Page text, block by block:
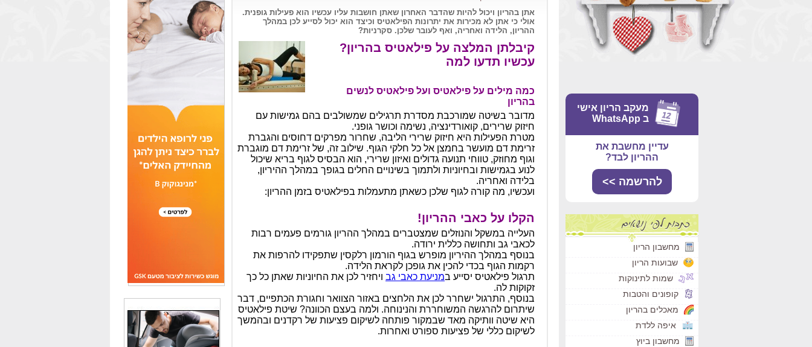
מעקב הריון אישי
ב WhatsApp
עדיין מחשבת את
ההריון לבד?
להרשמה >>
מחשבון הריון
שבועות הריון
שמות לתינוקות
קופונים והטבות
מאכלים בהריון
איפה ללדת
מחשבון ביוץ
אתן בהריון ויכול להיות שהדבר האחרון שאתן חושבות עליו עכשיו הוא פעילות גופנית.
אולי כי אתן לא מכירות את יתרונות הפילאטיס וכיצד הוא יכול לסייע לכן במהלך
ההריון, הלידה ואחריה, ואף לעובר שלכן. סקרניות?
קיבלתן המלצה על פילאטיס בהריון?
עכשיו תדעו למה
כמה מילים על פילאטיס ועל פילאטיס לנשים
בהריון
מדובר בשיטה שמורכבת מסדרת תרגילים שמשולבים בהם גמישות עם
חיזוק שרירים, קואורדינציה, נשימה וכושר גופני.
מטרת הפעילות היא חיזוק שרירי הליבה, שחרור מפרקים דחוסים והגברת
זרימת דם מועשר בחמצן אל כל חלקי הגוף. שילוב זה, של זרימת דם מוגברת
וגוף מחוזק, טווחי תנועה גדולים ואיזון שרירי, הוא הבסיס לגוף בריא שיכול
לנוע בגמישות ובחיוניות ולתמוך בשינויים החלים בגופך במהלך ההיריון,
בלידה ואחריה.
ועכשיו, מה קורה לגוף שלכן כשאתן מתעמלות בפילאטיס בזמן ההריון:
הקלו על כאבי ההריון!
העלייה במשקל והנוזלים שמצטברים במהלך ההריון גורמים פעמים רבות
לכאבי גב ותחושה כללית ירודה.
בנוסף במהלך ההיריון מופרש בגוף הורמון רלקסין שתפקידו להרפות את
רקמות הגוף בכדי להכין את גופכן לקראת הלידה.
תרגול פילאטיס יסייע במניעת כאבי גב ויחזיר לכן את החיוניות שאתן כל כך
זקוקות לה.
בנוסף, התרגול ישחרר לכן את הלחצים באזור הצוואר וחגורת הכתפיים, דבר
שיתרום להרגשה המשוחררת והנינוחה. ולמה בעצם הכוונה? שיטת פילאטיס
היא שיטה וותיקה מאד שבמקור פותחה לשיקום פציעות של רקדנים ובהמשך
לשיקום כללי של פציעות ספורט ואחרות.